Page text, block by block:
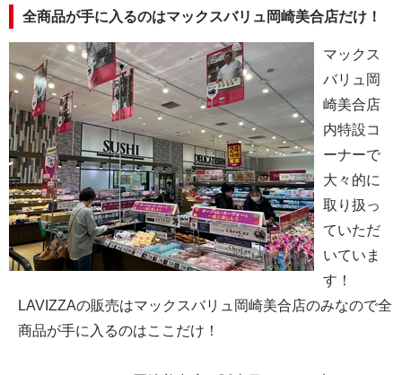
全商品が手に入るのはマックスバリュ岡崎美合店だけ！
マックス
バリュ岡
崎美合店
内特設コ
ーナーで
大々的に
取り扱っ
ていただ
いていま
す！
LAVIZZAの販売はマックスバリュ岡崎美合店のみなので全
商品が手に入るのはここだけ！